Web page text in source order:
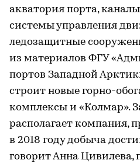
акватория порта,
системы управления
ледозащитные
из материалов ФГУ
портов Западной
строит новые горно-
комплексы и «Колмар».
располагает компания,
в 2018 году добыча
говорит Анна Цивилева,